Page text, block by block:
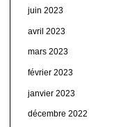
juin 2023
avril 2023
mars 2023
février 2023
janvier 2023
décembre 2022